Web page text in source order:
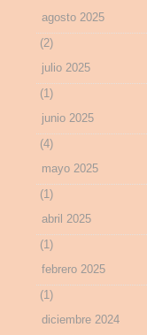
agosto 2025
(2)
julio 2025
(1)
junio 2025
(4)
mayo 2025
(1)
abril 2025
(1)
febrero 2025
(1)
diciembre 2024